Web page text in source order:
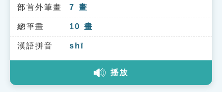
知識索引
單字索引
生命大百科索引
部首外筆畫 7 畫
總筆畫 10 畫
漢語拼音 shī
播放